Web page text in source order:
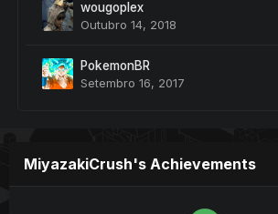
wougoplex
Outubro 14, 2018
PokemonBR
Setembro 16, 2017
MiyazakiCrush's Achievements